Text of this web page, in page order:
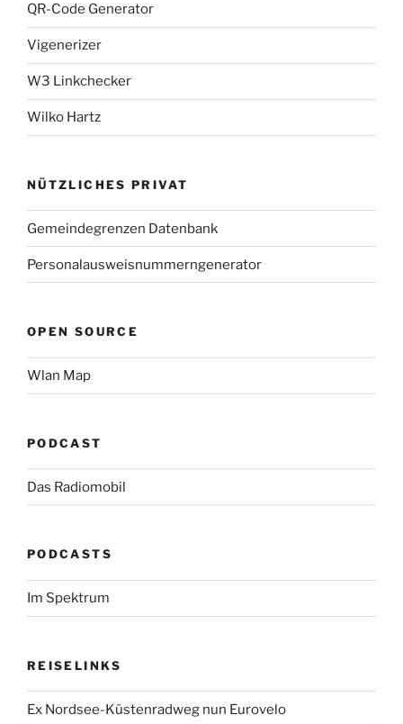
QR-Code Generator
Vigenerizer
W3 Linkchecker
Wilko Hartz
NÜTZLICHES PRIVAT
Gemeindegrenzen Datenbank
Personalausweisnummerngenerator
OPEN SOURCE
Wlan Map
PODCAST
Das Radiomobil
PODCASTS
Im Spektrum
REISELINKS
Ex Nordsee-Küstenradweg nun Eurovelo